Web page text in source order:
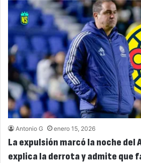
Antonio G enero 15, 2026
La expulsión marcó la noche del
explica la derrota y admite que